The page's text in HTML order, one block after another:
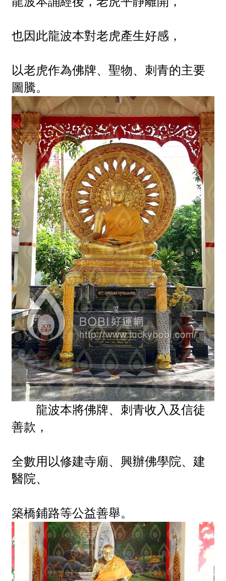
也因此龍波本對老虎產生好感，
以老虎作為佛牌、聖物、刺青的主要
圖騰。
龍波本將佛牌、刺青收入及信徒
善款，
全數用以修建寺廟、興辦佛學院、建
醫院、
築橋鋪路等公益善舉。